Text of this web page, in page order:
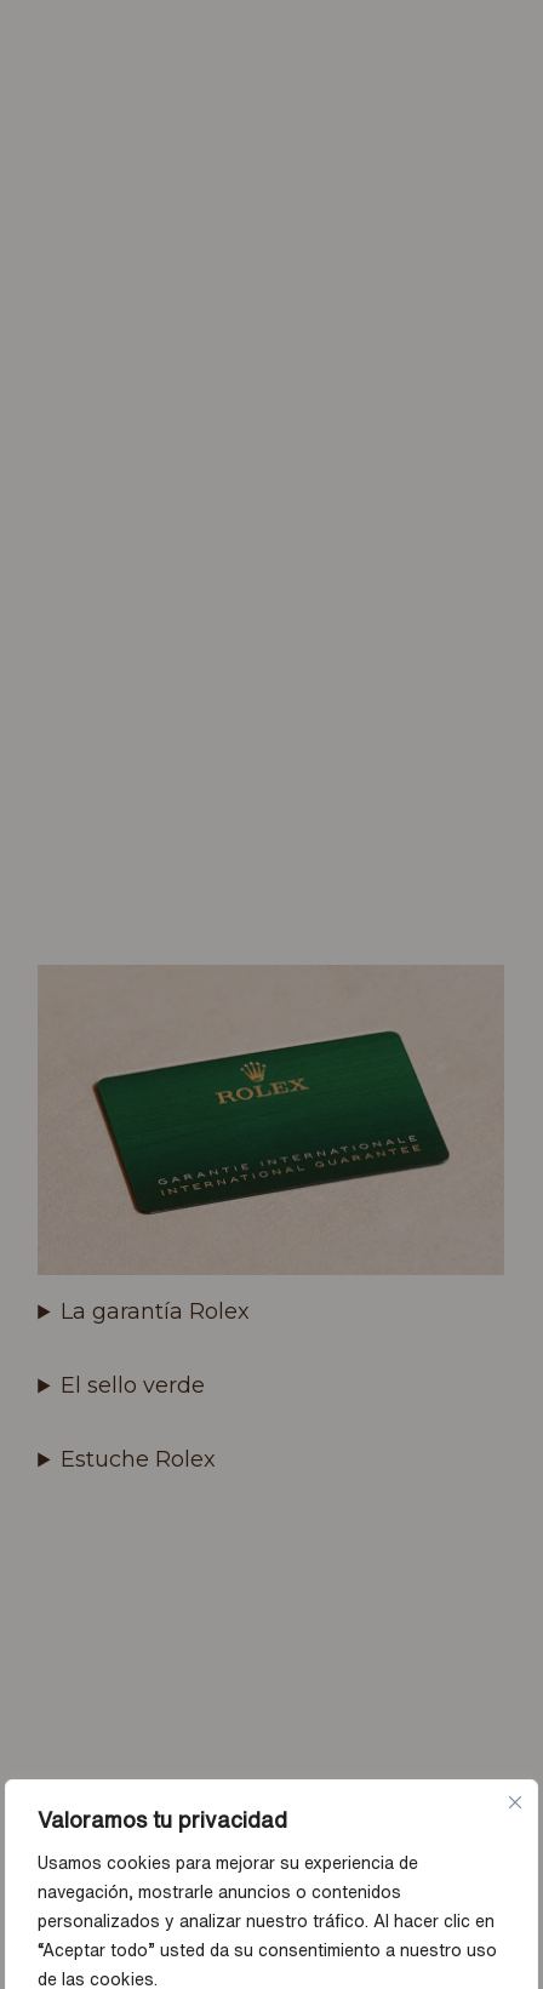
Valoramos tu privacidad
Usamos cookies para mejorar su experiencia de
navegación, mostrarle anuncios o contenidos
personalizados y analizar nuestro tráfico. Al hacer clic en
“Aceptar todo” usted da su consentimiento a nuestro uso
de las cookies.
La garantía Rolex
El sello verde
Estuche Rolex